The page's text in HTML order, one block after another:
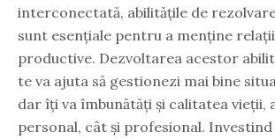
interconectată, abilitățile de
sunt esențiale pentru a menține relații
productive. Dezvoltarea acestor
te va ajuta să gestionezi mai bine
dar îți va îmbunătăți și calitatea vieții,
personal, cât și profesional.